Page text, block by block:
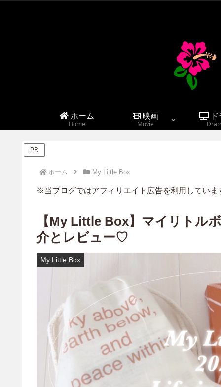
ホーム
Home
映画
Movie
ド
PR
ホーム My Little Box
※当ブログではアフィリエイト広告を利用していま
【My Little Box】マイリトル
介とレビュー♡
My Little Box